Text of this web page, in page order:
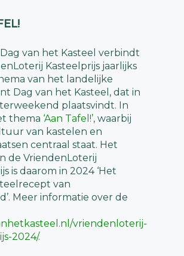
van het Kasteel verbindt
Kasteelprijs jaarlijks
van het landelijke
Dag van het Kasteel, dat in
plaatsvindt. In
thema ‘Aan Tafel!’, waarbij
van kastelen en
centraal staat. Het
de VriendenLoterij
is daarom in 2024 ‘Het
van
Meer informatie over de
vriendenloterij-
2024/.